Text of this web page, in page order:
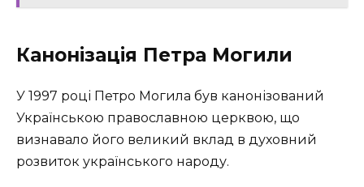
Канонізація Петра Могили
У 1997 році Петро Могила був канонізований
Українською православною церквою, що
визнавало його великий вклад в духовний
розвиток українського народу.